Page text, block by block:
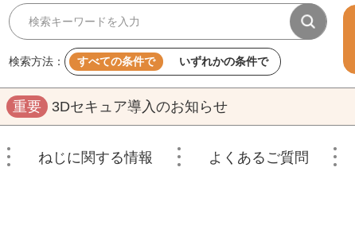
検索方法： すべての条件で いずれかの条件で
重要 3Dセキュア導入のお知らせ
ねじに関する情報 よくあるご質問